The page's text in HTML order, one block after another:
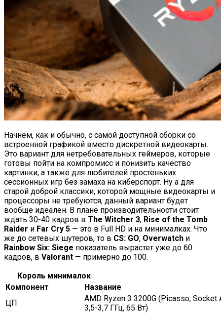
Начнём, как и обычно, с самой доступной сборки со
встроенной графикой вместо дискретной видеокарты.
Это вариант для нетребовательных геймеров, которые
готовы пойти на компромисс и понизить качество
картинки, а также для любителей простеньких
сессионных игр без замаха на киберспорт. Ну а для
старой доброй классики, которой мощные видеокарты и
процессоры не требуются, данный вариант будет
вообще идеален. В плане производительности стоит
ждать 30-40 кадров в The Witcher 3, Rise of the Tomb
Raider и Far Cry 5 — это в Full HD и на минималках. Что
же до сетевых шутеров, то в CS: GO, Overwatch и
Rainbow Six: Siege показатель вырастет уже до 60
кадров, в Valorant — примерно до 100.
Король минималок
Компонент
Название
ЦП
AMD Ryzen 3 3200G (Picasso, Socket
3,5-3,7 ГГц, 65 Вт)